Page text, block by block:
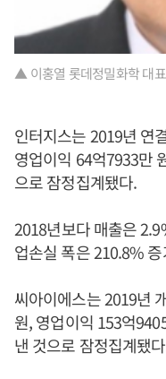
▲ 이홍열 롯데정밀화학 대
인터지스는 2019년 연
영업이익 64억7933만
으로 잠정집계됐다.
2018년보다 매출은
업손실 폭은 210.8%
씨아이에스는 2019년
원, 영업이익 153억
낸 것으로 잠정집계됐